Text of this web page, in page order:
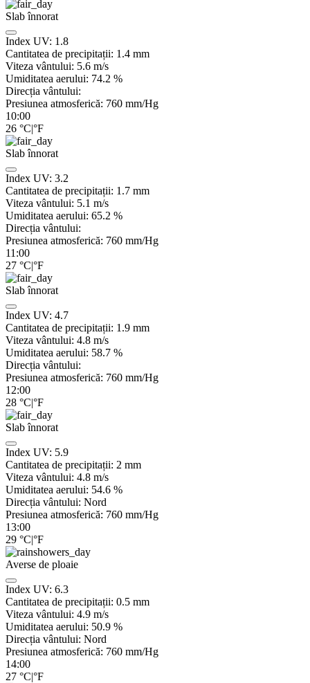
Slab înnorat
Index UV: 1.8
Cantitatea de precipitații: 1.4 mm
Viteza vântului: 5.6 m/s
Umiditatea aerului: 74.2 %
Direcția vântului:
Presiunea atmosferică: 760 mm/Hg
10:00
26 °C|°F
Slab înnorat
Index UV: 3.2
Cantitatea de precipitații: 1.7 mm
Viteza vântului: 5.1 m/s
Umiditatea aerului: 65.2 %
Direcția vântului:
Presiunea atmosferică: 760 mm/Hg
11:00
27 °C|°F
Slab înnorat
Index UV: 4.7
Cantitatea de precipitații: 1.9 mm
Viteza vântului: 4.8 m/s
Umiditatea aerului: 58.7 %
Direcția vântului:
Presiunea atmosferică: 760 mm/Hg
12:00
28 °C|°F
Slab înnorat
Index UV: 5.9
Cantitatea de precipitații: 2 mm
Viteza vântului: 4.8 m/s
Umiditatea aerului: 54.6 %
Direcția vântului: Nord
Presiunea atmosferică: 760 mm/Hg
13:00
29 °C|°F
Averse de ploaie
Index UV: 6.3
Cantitatea de precipitații: 0.5 mm
Viteza vântului: 4.9 m/s
Umiditatea aerului: 50.9 %
Direcția vântului: Nord
Presiunea atmosferică: 760 mm/Hg
14:00
27 °C|°F